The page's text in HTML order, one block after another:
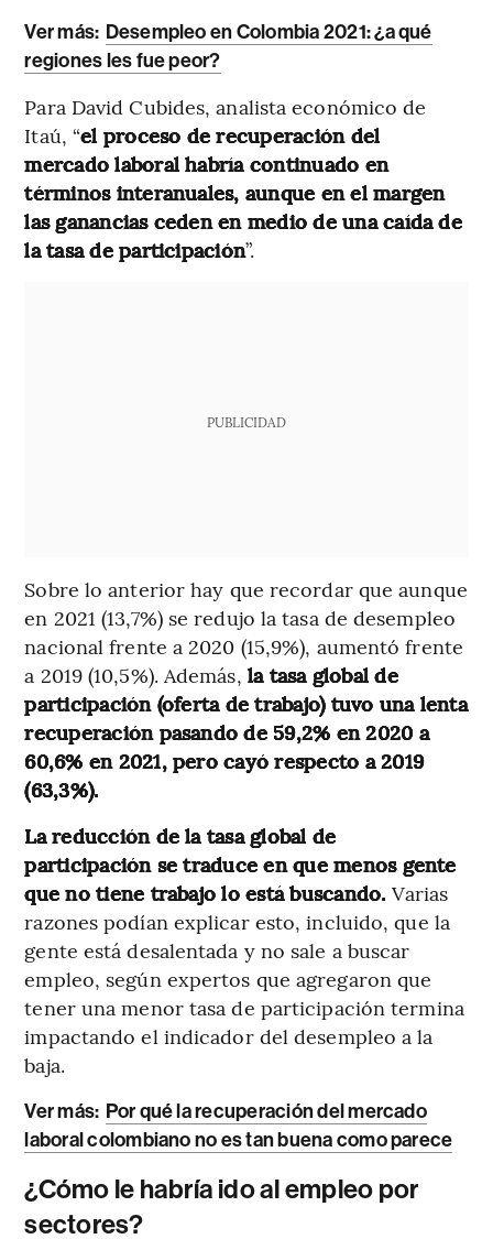
Ver más: Desempleo en Colombia 2021: ¿a qué
regiones les fue peor?
Para David Cubides, analista económico de
Itaú, “el proceso de recuperación del
mercado laboral habría continuado en
términos interanuales, aunque en el margen
las ganancias ceden en medio de una caída de
la tasa de participación”.
PUBLICIDAD
Sobre lo anterior hay que recordar que aunque
en 2021 (13,7%) se redujo la tasa de desempleo
nacional frente a 2020 (15,9%), aumentó frente
a 2019 (10,5%). Además, la tasa global de
participación (oferta de trabajo) tuvo una lenta
recuperación pasando de 59,2% en 2020 a
60,6% en 2021, pero cayó respecto a 2019
(63,3%).
La reducción de la tasa global de
participación se traduce en que menos gente
que no tiene trabajo lo está buscando. Varias
razones podían explicar esto, incluido, que la
gente está desalentada y no sale a buscar
empleo, según expertos que agregaron que
tener una menor tasa de participación termina
impactando el indicador del desempleo a la
baja.
Ver más: Por qué la recuperación del mercado
laboral colombiano no es tan buena como parece
¿Cómo le habría ido al empleo por
sectores?